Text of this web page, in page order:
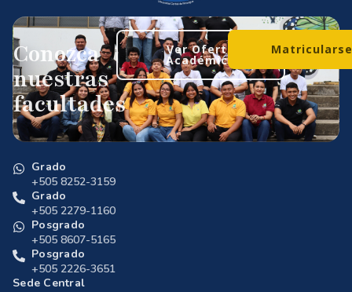
Conozca
nuestras
facultades
Ver Oferta
Académica
Grado
+505 8252-3159
Grado
+505 2279-1160
Posgrado
+505 8607-5165
Posgrado
+505 2226-3651
Sede Central